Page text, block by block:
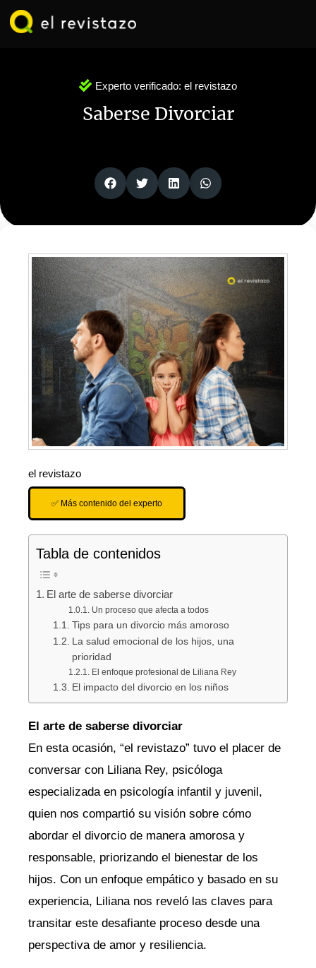
Experto verificado: el revistazo
Saberse Divorciar
el revistazo
✅ Más contenido del experto
Tabla de contenidos
El arte de saberse divorciar
Un proceso que afecta a todos
Tips para un divorcio más amoroso
La salud emocional de los hijos, una
prioridad
El enfoque profesional de Liliana Rey
El impacto del divorcio en los niños
El arte de saberse divorciar
En esta ocasión, “el revistazo” tuvo el placer de
conversar con Liliana Rey, psicóloga
especializada en psicología infantil y juvenil,
quien nos compartió su visión sobre cómo
abordar el divorcio de manera amorosa y
responsable, priorizando el bienestar de los
hijos. Con un enfoque empático y basado en su
experiencia, Liliana nos reveló las claves para
transitar este desafiante proceso desde una
perspectiva de amor y resiliencia.